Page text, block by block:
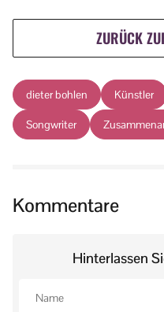
ZURÜCK
dieter bohlen Künstler
Songwriter
Kommentare
Hinterlassen